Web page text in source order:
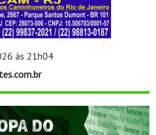
às 21h04